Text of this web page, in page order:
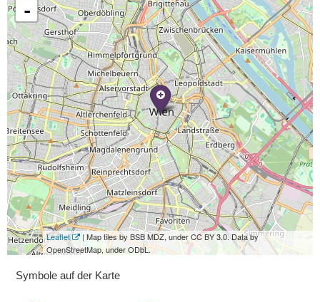
-
Leaflet
| Map tiles by BSB MDZ, under CC BY 3.0. Data by
OpenStreetMap, under ODbL.
Symbole auf der Karte